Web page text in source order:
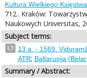
Kultura Wielkiego
712.. Kraków:
Naukowych Universitas,
Subject terms:
LT 13 a. - 1569.
ATR; Baltarusija
Summary / Abstract: